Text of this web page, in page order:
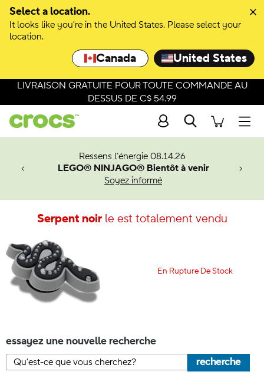
Select a location.
It looks like you're in the United States. Please select your
location.
Canada United States
LIVRAISON GRATUITE POUR TOUTE COMMANDE AU
DESSUS DE C$ 54.99
Recherche
Ressens l’énergie 08.14.26
LEGO® NINJAGO® Bientôt à venir
Soyez informé
Man.
Serpent noirle est totalement vendu
En Rupture De Stock
essayez une nouvelle recherche
recherche